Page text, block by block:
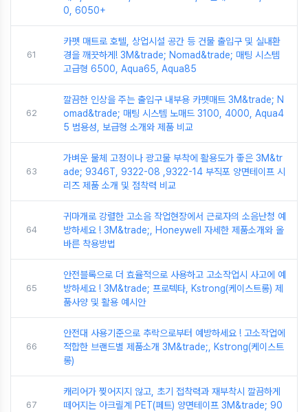
0, 6050+
61
카펫 매트로 호텔, 상업시설 공간 등 건물 출입구 및 실내환
경을 깨끗하게! 3M&trade; Nomad&trade; 매팅 시스템
고급형 6500, Aqua65, Aqua85
62
깔끔한 인상을 주는 출입구 내부용 카펫매트 3M&trade; N
omad&trade; 매팅 시스템 노매드 3100, 4000, Aqua4
5 범용성, 보급형 소개와 제품 비교
63
가벼운 물체 고정이나 광고물 부착에 활용도가 좋은 3M&tr
ade; 9346T, 9322-08 ,9322-14 부직포 양면테이프 시
리즈 제품 소개 및 점착력 비교
64
귀마개로 강렬한 고소음 작업현장에서 근로자의 소음난청 예
방하세요 ! 3M&trade;, Honeywell 자세한 제품소개와 올
바른 착용방법
65
안전블록으로 더 효율적으로 사용하고 고소작업시 사고에 예
방하세요 ! 3M&trade; 프로텍타, Kstrong(케이스트롱) 제
품사양 및 활용 예시안
66
안전대 사용기준으로 추락으로부터 예방하세요 ! 고소작업에
적합한 브랜드별 제품소개 3M&trade;, Kstrong(케이스트
롱)
67
캐리어가 찢어지지 않고, 초기 접착력과 재부착시 깔끔하게
떼어지는 아크릴계 PET(페트) 양면테이프 3M&trade; 90